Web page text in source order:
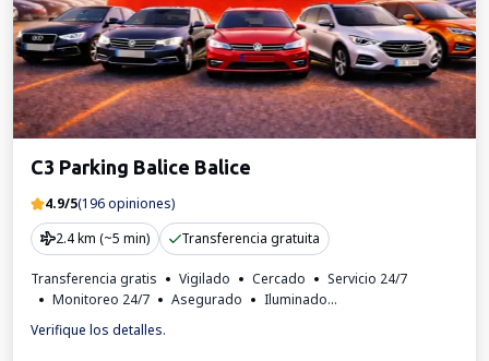
C3 Parking Balice Balice
4.9/5(196 opiniones)
2.4 km (~5 min)
Transferencia gratuita
Transferencia gratis Vigilado Cercado
Servicio 24/7
Monitoreo 24/7
Asegurado
Iluminado
Para los turismos
Verifique los detalles.